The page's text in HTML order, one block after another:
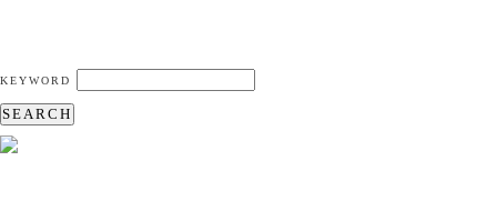
KEYWORD
SEARCH